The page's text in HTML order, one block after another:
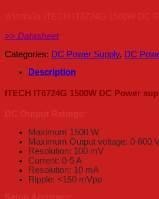
>> Datasheet
Categories: DC Power Supply, DC
Description
ITECH IT6724G 1500W DC Power
Maximum 1500 W
Maximum Output voltage: 0-600
Resolution: 100 mV
Current: 0-5 A
Resolution: 10 mA
Ripple: <150 mVpp